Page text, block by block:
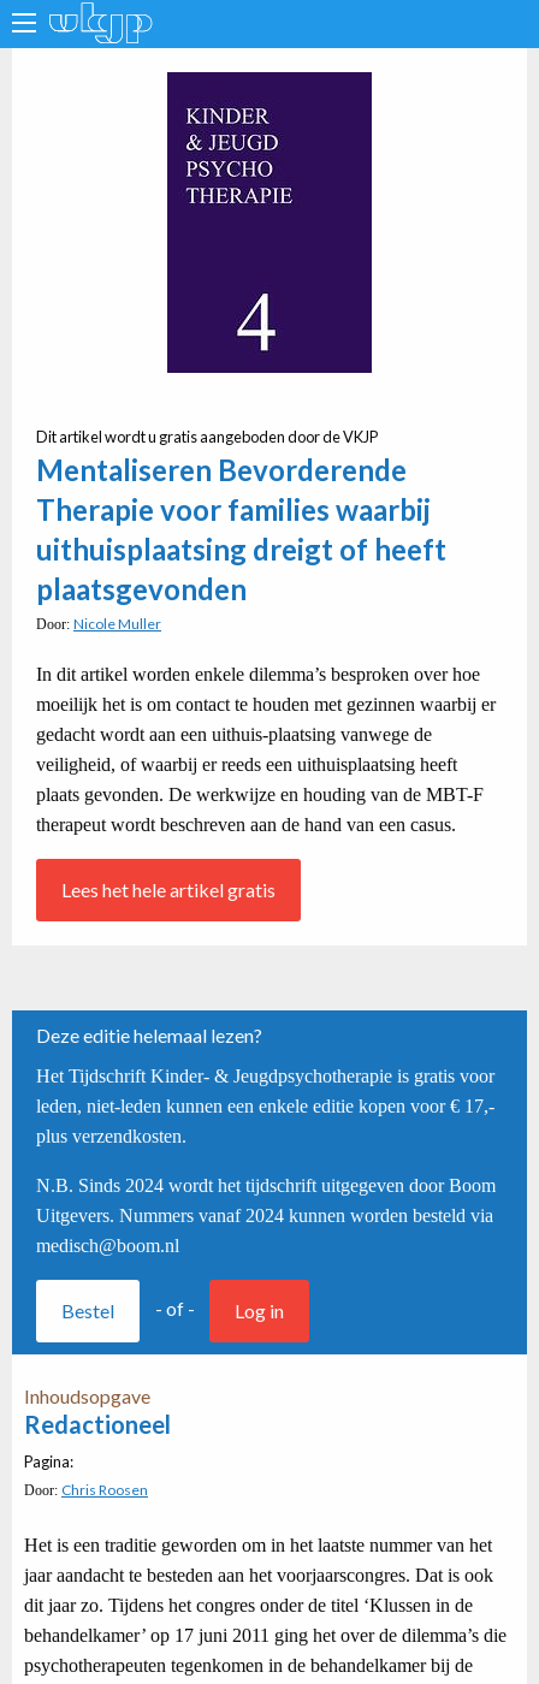
Dit artikel wordt u gratis aangeboden door de VKJP
Mentaliseren Bevorderende
Therapie voor families waarbij
uithuisplaatsing dreigt of heeft
plaatsgevonden
Door: Nicole Muller
In dit artikel worden enkele dilemma’s besproken over hoe
moeilijk het is om contact te houden met gezinnen waarbij er
gedacht wordt aan een uithuis-plaatsing vanwege de
veiligheid, of waarbij er reeds een uithuisplaatsing heeft
plaats gevonden. De werkwijze en houding van de MBT-F
therapeut wordt beschreven aan de hand van een casus.
Lees het hele artikel gratis
Deze editie helemaal lezen?
Het Tijdschrift Kinder- & Jeugdpsychotherapie is gratis voor
leden, niet-leden kunnen een enkele editie kopen voor € 17,-
plus verzendkosten.
N.B. Sinds 2024 wordt het tijdschrift uitgegeven door Boom
Uitgevers. Nummers vanaf 2024 kunnen worden besteld via
medisch@boom.nl
Bestel - of - Log in
Inhoudsopgave
Redactioneel
Pagina:
Door: Chris Roosen
Het is een traditie geworden om in het laatste nummer van het
jaar aandacht te besteden aan het voorjaarscongres. Dat is ook
dit jaar zo. Tijdens het congres onder de titel ‘Klussen in de
behandelkamer’ op 17 juni 2011 ging het over de dilemma’s die
psychotherapeuten tegenkomen in de behandelkamer bij de